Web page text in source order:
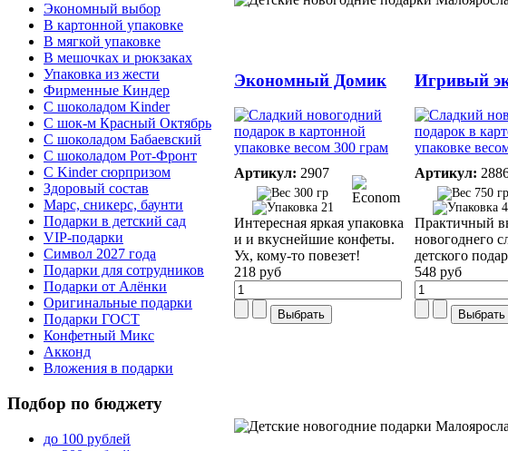
Экономный Домик
Артикул: 2907
300 гр
21
Интересная яркая упаковка
и и вкуснейшие конфеты.
Ух, кому-то повезет!
218 руб
Игривый
Артикул:
750 гр
Практичный
новогоднего
детского
548 руб
Экономный выбор
В картонной упаковке
В мягкой упаковке
В мешочках и рюкзаках
Упаковка из жести
Фирменные Киндер
С шоколадом Kinder
С шок-м Красный Октябрь
С шоколадом Бабаевский
С шоколадом Рот-Фронт
С Kinder сюрпризом
Здоровый состав
Марс, сникерс, баунти
Подарки в детский сад
VIP-подарки
Символ 2027 года
Подарки для сотрудников
Подарки от Алёнки
Оригинальные подарки
Подарки ГОСТ
Конфетный Микс
Акконд
Вложения в подарки
Подбор по бюджету
до 100 рублей